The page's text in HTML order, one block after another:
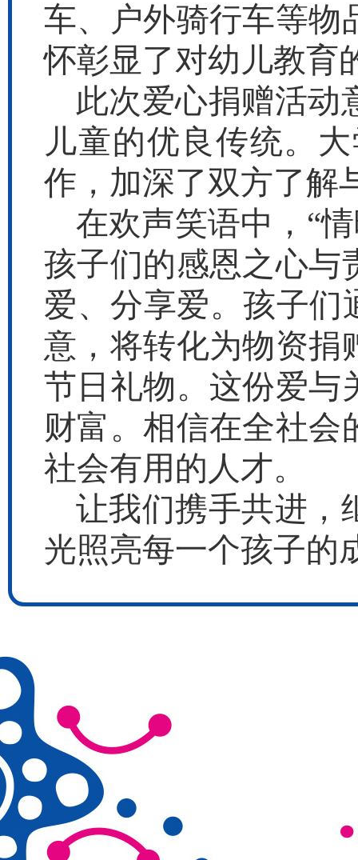
车、户外骑行车等物
怀彰显了对幼儿教育
此次爱心捐赠活动
儿童的优良传统。
作，加深了双方了解
在欢声笑语中，“
孩子们的感恩之心与
爱、分享爱。孩子们
意，将转化为物资捐
节日礼物。这份爱与
财富。相信在全社会
社会有用的人才。
让我们携手共进，
光照亮每一个孩子的